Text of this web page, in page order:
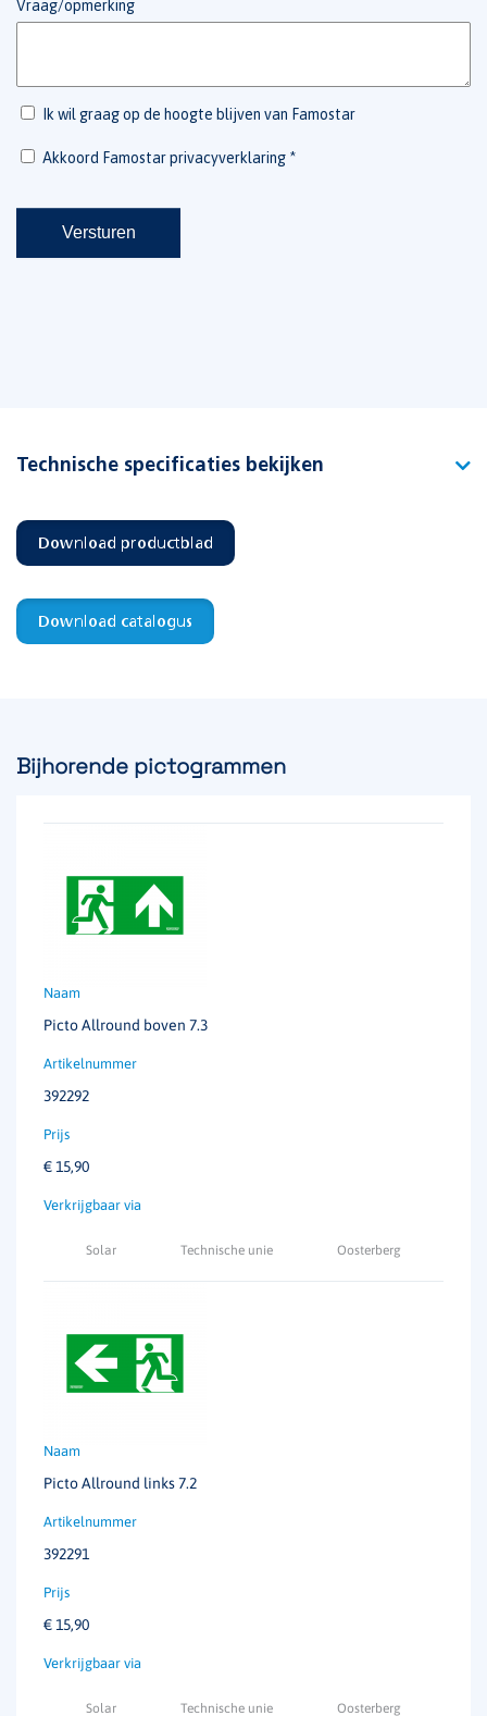
Technische specificaties bekijken
Artikelnummer 393004
EAN-code 8715774017117
Download productblad
Download catalogus
Bijhorende pictogrammen
Picto Allround boven 7.3
392292
€15,90
Solar Technische unie Oosterberg
Picto Allround links 7.2
392291
€15,90
Solar Technische unie Oosterberg